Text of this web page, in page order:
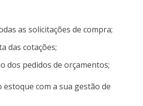
as solicitações de compra;
das cotações;
dos pedidos de orçamentos;
estoque com a sua gestão de